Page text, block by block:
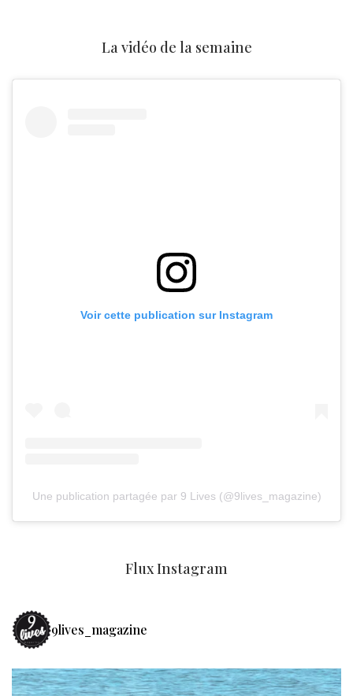
La vidéo de la semaine
Voir cette publication sur Instagram
Une publication partagée par 9 Lives (@9lives_magazine)
Flux Instagram
9lives_magazine